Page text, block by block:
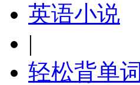
英语小说
|
轻松背单词